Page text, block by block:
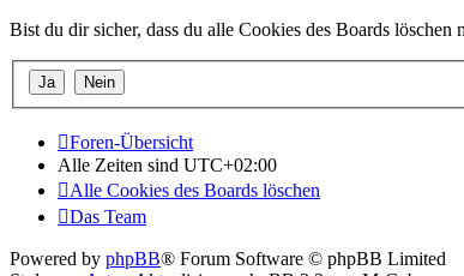
Bist du dir sicher, dass du alle Cookies des Boards löschen
Foren-Übersicht
Alle Zeiten sind UTC+02:00
Alle Cookies des Boards löschen
Das Team
Powered by phpBB® Forum Software © phpBB Limited